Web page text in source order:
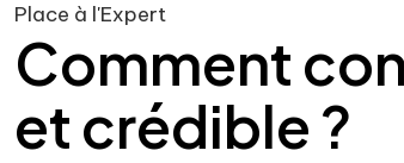
Place à l'Expert
Comment
et crédible ?